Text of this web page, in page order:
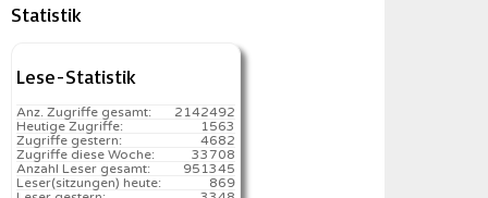
Statistik
Lese-Statistik
2142492
Anz. Zugriffe gesamt:
1563
Heutige Zugriffe:
4682
Zugriffe gestern:
33708
Zugriffe diese Woche:
951345
Anzahl Leser gesamt:
869️
Leser(sitzungen) heute: